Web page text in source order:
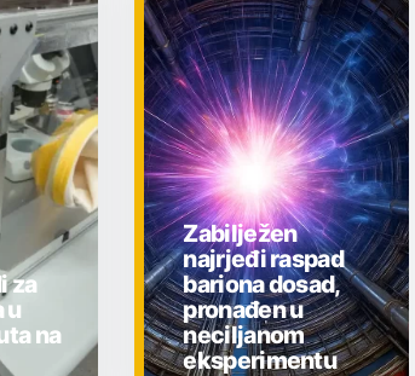
za
u
na
Zabilježen
najrjeđi raspad
bariona dosad,
pronađen u
neciljanom
eksperimentu